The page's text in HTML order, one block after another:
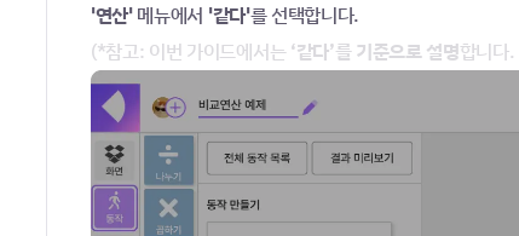
'연산' 메뉴에서 '같다'를 선택합니다.
(*참고: 이번 가이드에서는 ‘같다’를 기준으로 설명합니다.